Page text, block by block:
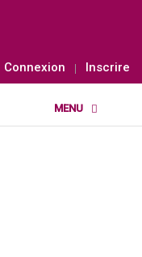
Connexion Inscrire